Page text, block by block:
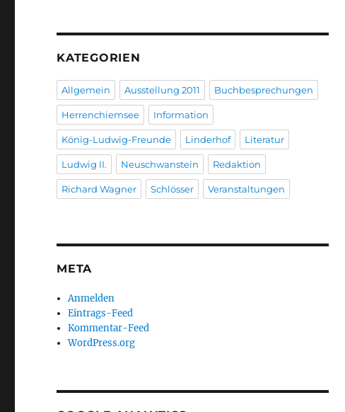
KATEGORIEN
Allgemein Ausstellung 2011 Buchbesprechungen
Herrenchiemsee Information
König-Ludwig-Freunde Linderhof Literatur
Ludwig II. Neuschwanstein Redaktion
Richard Wagner Schlösser Veranstaltungen
META
Anmelden
Eintrags-Feed
Kommentar-Feed
WordPress.org